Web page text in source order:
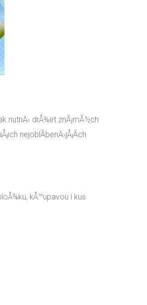
nutnÄ› drÅ¾et znÃ¡mÃ½ch
nejoblÃ­benÄ›jÅ¡Ã­ch
kÅ™upavou i kus